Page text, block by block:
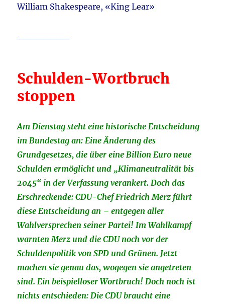
William Shakespeare, «King Lear»
Schulden-Wortbruch
stoppen
Am Dienstag steht eine historische Entscheidung
im Bundestag an: Eine Änderung des
Grundgesetzes, die über eine Billion Euro neue
Schulden ermöglicht und „Klimaneutralität bis
2045“ in der Verfassung verankert. Doch das
Erschreckende: CDU-Chef Friedrich Merz führt
diese Entscheidung an – entgegen aller
Wahlversprechen seiner Partei! Im Wahlkampf
warnten Merz und die CDU noch vor der
Schuldenpolitik von SPD und Grünen. Jetzt
machen sie genau das, wogegen sie angetreten
sind. Ein beispielloser Wortbruch! Doch noch ist
nichts entschieden: Die CDU braucht eine